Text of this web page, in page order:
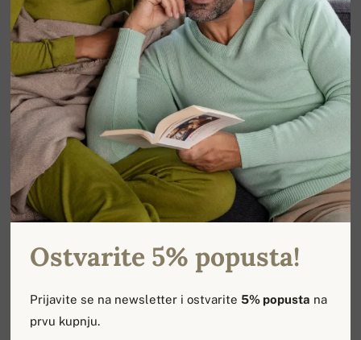
Ostvarite 5% popusta!
Prijavite se na newsletter i ostvarite5% popusta na
prvu kupnju.